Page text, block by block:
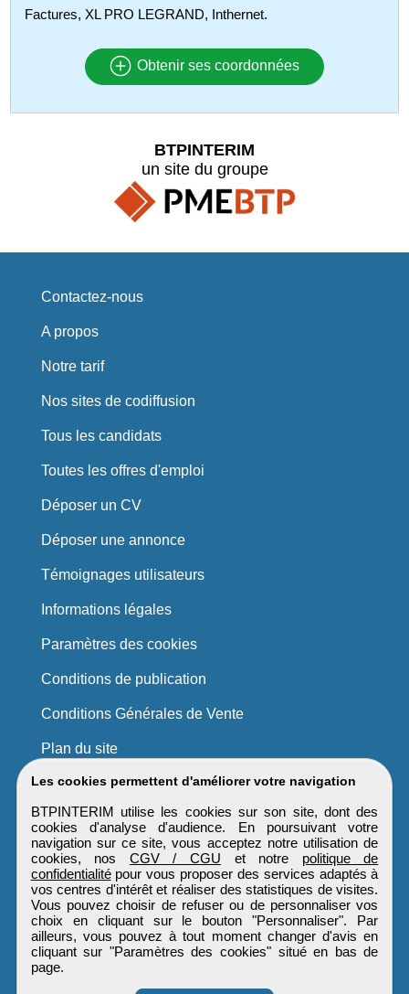
Factures, XL PRO LEGRAND, Inthernet.
Obtenir ses coordonnées
Les cookies permettent d'améliorer votre navigation
BTPINTERIM utilise les cookies sur son site, dont des
cookies d'analyse d'audience. En poursuivant votre
navigation sur ce site, vous acceptez notre utilisation de
cookies, nos CGV / CGU et notre politique de
confidentialitépour vous proposer des services adaptés à
vos centres d'intérêt et réaliser des statistiques de visites.
Vous pouvez choisir de refuser ou de personnaliser vos
choix en cliquant sur le bouton "Personnaliser". Par
ailleurs, vous pouvez à tout moment changer d'avis en
cliquant sur "Paramètres des cookies" situé en bas de
page.
BTPINTERIM
un site du groupe
Contactez-nous
A propos
Notre tarif
Nos sites de codiffusion
Tous les candidats
Toutes les offres d'emploi
Déposer un CV
Déposer une annonce
Témoignages utilisateurs
Informations légales
Paramètres des cookies
Conditions de publication
Conditions Générales de Vente
Plan du site